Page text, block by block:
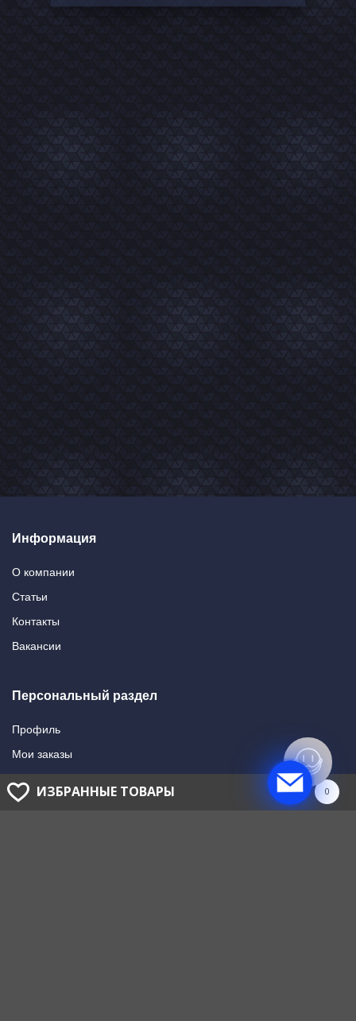
Информация
О компании
Статьи
Контакты
Вакансии
Персональный раздел
Профиль
Мои заказы
Мои подписки
Написать в поддержку
ИЗБРАННЫЕ ТОВАРЫ 0